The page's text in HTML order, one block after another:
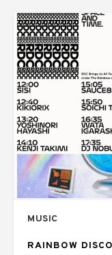
MUSIC
RAINBOW